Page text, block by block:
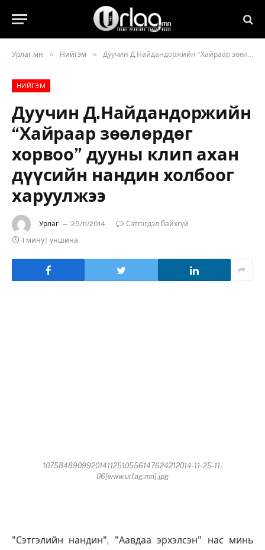
Урлаг.мн » Нийгэм » Дуучин Д.Найдандоржийн “Хайраар зөөлөрдөг хорвоо” дууны клип ахан дүүсийн нандин холбоог харуулжээ
НИЙГЭМ
Дуучин Д.Найдандоржийн
“Хайраар зөөлөрдөг
хорвоо” дууны клип ахан
дүүсийн нандин холбоог
харуулжээ
Урлаг 25/11/2014
Сэтгэгдэл байхгүй
1 минут уншина
107584890992014112510556147624212014-11-25-11-
06[www.urlag.mn].jpg
"Сэтгэлийн нандин", "Аавдаа эрхэлсэн" нас минь